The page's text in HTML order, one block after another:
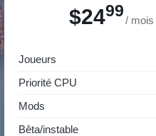
$2499
/ mois
Joueurs
Priorité CPU
Mods
Bêta/instable